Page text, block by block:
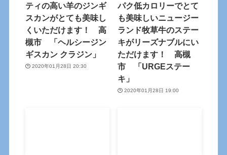
ティの高い羊のジンギ
スカンがとても美味し
くいただけます！ 高
槻市 「ヘルシージン
ギスカン クラジン」
2020年01月28日 20:30
パク低カロリーでとて
も美味しいニュージー
ランド牧草牛のステー
キがリーズナブルにい
ただけます！ 高槻
市 「URGEステー
キ」
2020年01月28日 19:00